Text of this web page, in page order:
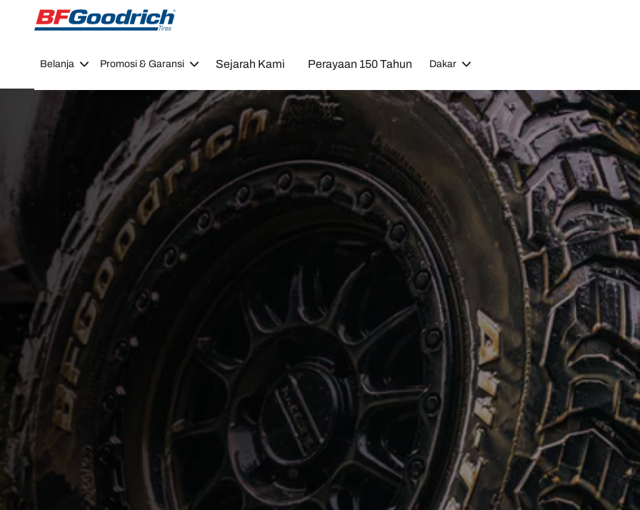
Go to page content Go to page navigation
Belanja Promosi & Garansi Sejarah Kami Perayaan 150 Tahun Dakar